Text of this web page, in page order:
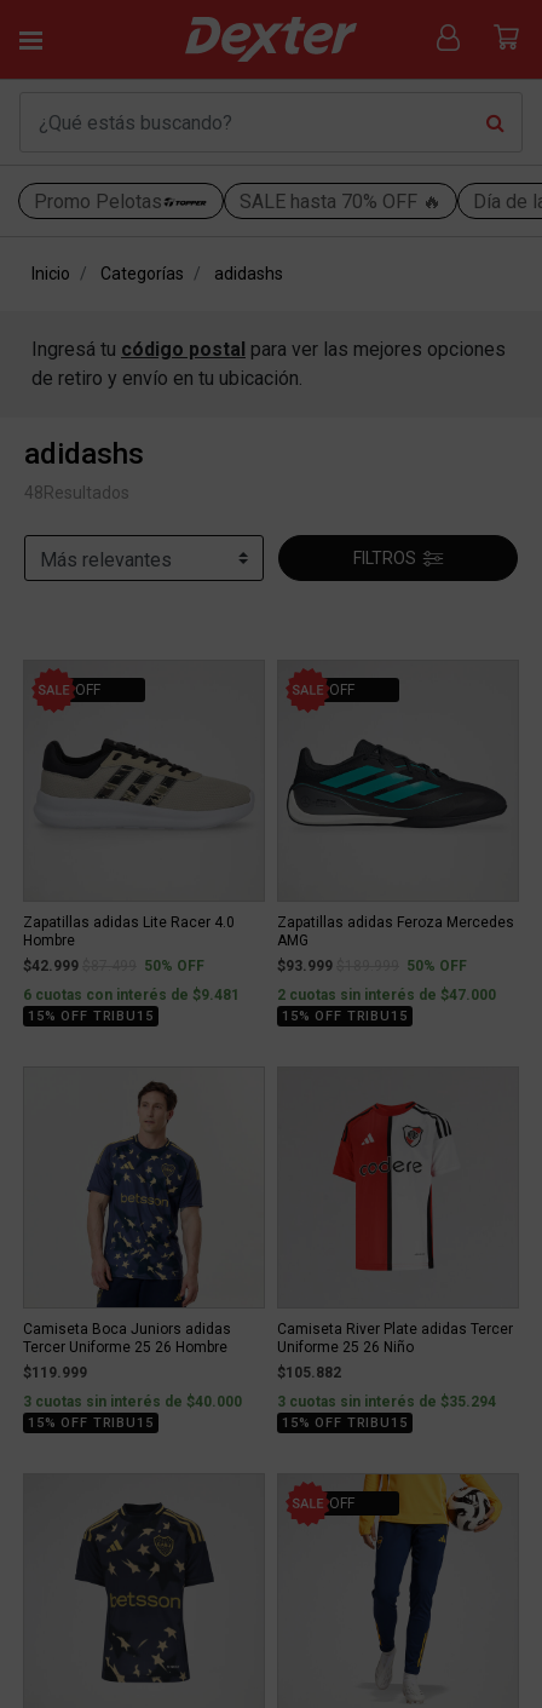
Promo Pelotas SALE hasta 70% OFF 🔥 Día de
Inicio Categorías adidashs
Ingresá tu código postal para ver las mejores opciones
de retiro y envío en tu ubicación.
adidashs
48Resultados
FILTROS
50% OFF
Zapatillas adidas Lite Racer 4.0
Hombre
$42.999
Price reduced from
to50% OFF
6 cuotas con interés de $9.481
15% OFF TRIBU15
50% OFF
Zapatillas adidas Feroza Mercedes
AMG
$93.999
Price reduced from
to50% OFF
2 cuotas sin interés de $47.000
15% OFF TRIBU15
Camiseta Boca Juniors adidas
Tercer Uniforme 25 26 Hombre
$119.999
3 cuotas sin interés de $40.000
15% OFF TRIBU15
Camiseta River Plate adidas Tercer
Uniforme 25 26 Niño
$105.882
3 cuotas sin interés de $35.294
15% OFF TRIBU15
20% OFF